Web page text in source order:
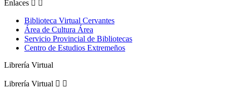
Enlaces  
Biblioteca Virtual Cervantes
Área de Cultura Área
Servicio Provincial de Bibliotecas
Centro de Estudios Extremeños
Librería Virtual
Librería Virtual  